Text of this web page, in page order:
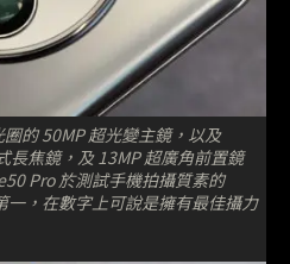
的 50MP 超光變主鏡，以及
長焦鏡，及 13MP 超廣角前置鏡
Pro 於測試手機拍攝質素的
一，在數字上可說是擁有最佳攝力